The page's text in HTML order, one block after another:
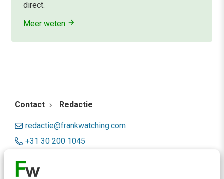
direct.
Meer weten
Contact Redactie
redactie@frankwatching.com
+31 30 200 1045
Meer contactopties